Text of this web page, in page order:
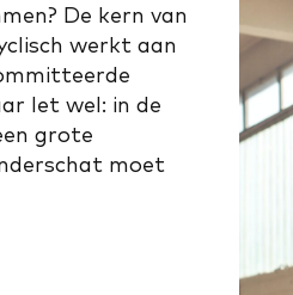
De kern van
werkt aan
let wel: in de
grote
moet